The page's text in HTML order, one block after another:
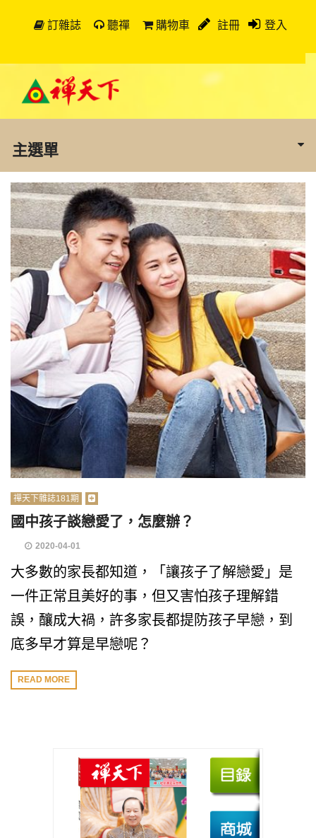
訂雜誌 聽禪 購物車 註冊 登入
主選單
禪天下雜誌181期
國中孩子談戀愛了，怎麼辦？
2020-04-01
大多數的家長都知道，「讓孩子了解戀愛」是
一件正常且美好的事，但又害怕孩子理解錯
誤，釀成大禍，許多家長都提防孩子早戀，到
底多早才算是早戀呢？
READ MORE